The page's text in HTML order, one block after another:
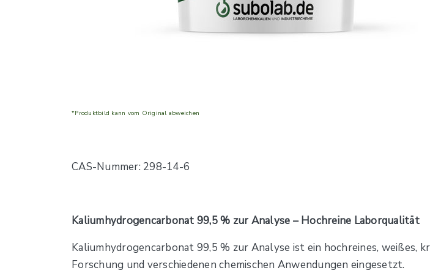
*Produktbild kann vom Original abweichen
CAS-Nummer: 298-14-6
Kaliumhydrogencarbonat 99,5 % zur Analyse – Hochreine Laborqualität
Kaliumhydrogencarbonat 99,5 % zur Analyse ist ein hochreines,
Forschung und verschiedenen chemischen Anwendungen eingesetzt.